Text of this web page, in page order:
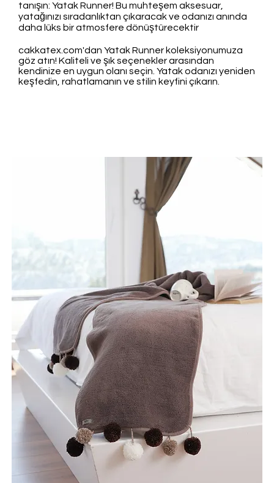
tanışın: Yatak Runner! Bu muhteşem aksesuar,
yatağınızı sıradanlıktan çıkaracak ve odanızı anında
daha lüks bir atmosfere dönüştürecektir
cakkatex.com'dan Yatak Runner koleksiyonumuza
göz atın! Kaliteli ve şık seçenekler arasından
kendinize en uygun olanı seçin. Yatak odanızı yeniden
keşfedin, rahatlamanın ve stilin keyfini çıkarın.